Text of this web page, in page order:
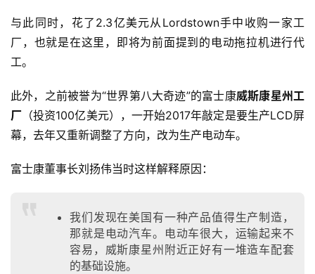
与此同时，花了2.3亿美元从Lordstown手中收购一家工
厂，也就是在这里，即将为前面提到的电动拖拉机进行代
工。
此外，之前被誉为“世界第八大奇迹”的富士康威斯康星州工
厂 （投资100亿美元），一开始2017年敲定是要生产LCD屏
幕，去年又重新调整了方向，改为生产电动车。
富士康董事长刘扬伟当时这样解释原因：
我们发现在美国有一种产品值得生产制造，
那就是电动汽车。电动车很大，运输起来不
容易，威斯康星州附近正好有一堆造车配套
的基础设施。